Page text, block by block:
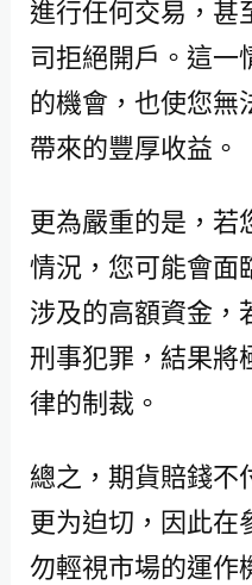
進行任何交易，甚
司拒絕開戶。這一
的機會，也使您無
帶來的豐厚收益。
更為嚴重的是，若
情況，您可能會面
涉及的高額資金，
刑事犯罪，結果將
律的制裁。
總之，期貨賠錢不
更为迫切，因此在
勿輕視市場的運作